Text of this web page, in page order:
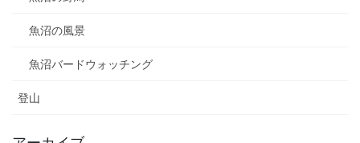
魚沼の風景
魚沼バードウォッチング
登山